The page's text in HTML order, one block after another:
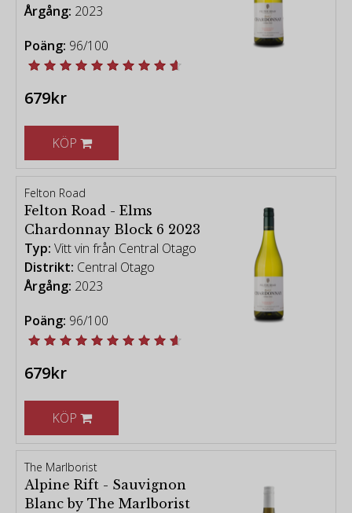
Årgång: 2023
Poäng: 96/100
679kr
KÖP
Felton Road
Felton Road - Elms
Chardonnay Block 6 2023
Typ: Vitt vin från Central Otago
Distrikt: Central Otago
Årgång: 2023
Poäng: 96/100
679kr
KÖP
The Marlborist
Alpine Rift - Sauvignon
Blanc by The Marlborist